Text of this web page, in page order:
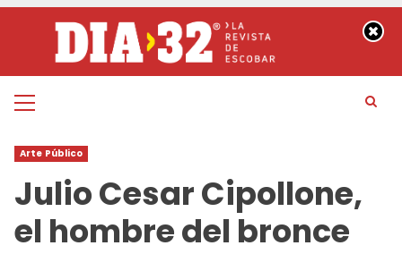
contenido
Menú
Arte Público
Julio Cesar Cipollone,
el hombre del bronce